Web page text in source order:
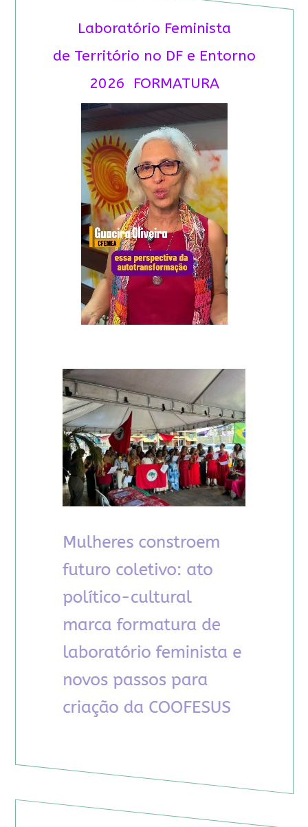
Laboratório Feminista
de Território no DF e Entorno
2026 FORMATURA